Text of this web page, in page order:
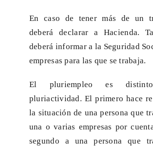
En caso de tener más de un
deberá declarar a Hacienda.
deberá informar a la Seguridad
empresas para las que se trabaja.
El pluriempleo es
pluriactividad. El primero hace
la situación de una persona que
una o varias empresas por
segundo a una persona que